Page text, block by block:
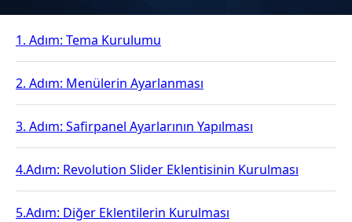
1. Adım: Tema Kurulumu
2. Adım: Menülerin Ayarlanması
3. Adım: Safirpanel Ayarlarının Yapılması
4.Adım: Revolution Slider Eklentisinin Kurulması
5.Adım: Diğer Eklentilerin Kurulması